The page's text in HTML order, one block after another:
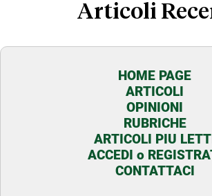
Articoli
HOME PAGE
ARTICOLI
OPINIONI
RUBRICHE
ARTICOLI PIU
ACCEDI o
CONTATTACI